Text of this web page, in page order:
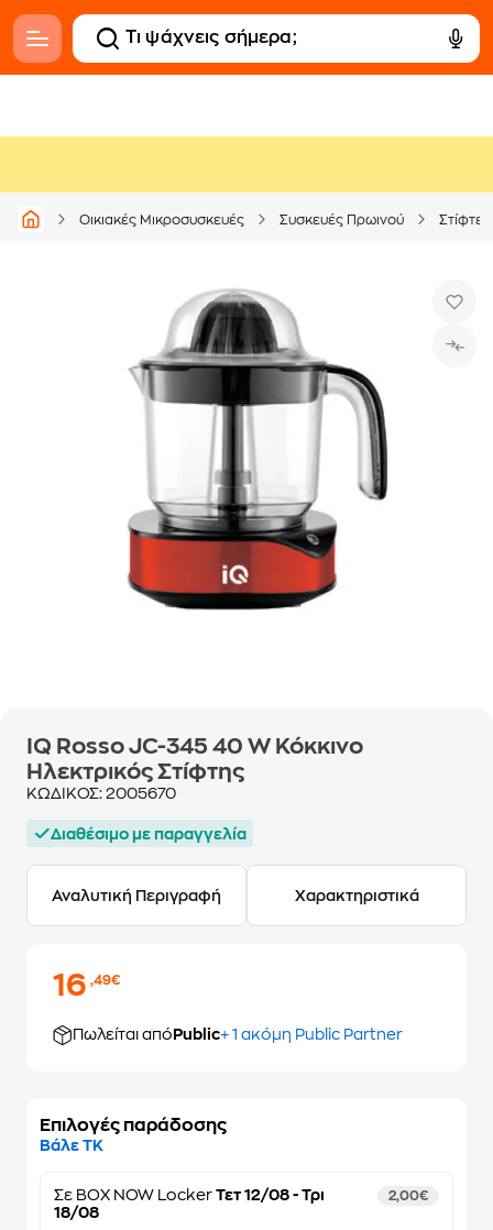
Οικιακές Μικροσυσκευές Συσκευές Πρωινού Στίφτες
IQ Rosso JC-345 40 W Κόκκινο
Ηλεκτρικός Στίφτης
ΚΩΔΙΚΟΣ: 2005670
Διαθέσιμο με παραγγελία
Αναλυτική Περιγραφή Χαρακτηριστικά
16,49€
Πωλείται από Public+ 1 ακόμη Public Partner
Επιλογές παράδοσης
Βάλε ΤΚ
Σε BOX NOW Locker Τετ 12/08 - Τρι
18/08
2,00€